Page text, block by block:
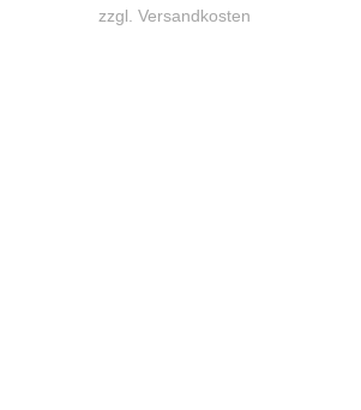
zzgl. Versandkosten